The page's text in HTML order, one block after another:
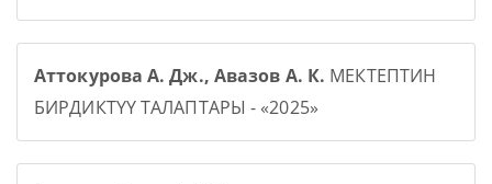
Аттокурова А. Дж., Авазов А. К. МЕКТЕПТИН
БИРДИКТҮҮ ТАЛАПТАРЫ - «2025»